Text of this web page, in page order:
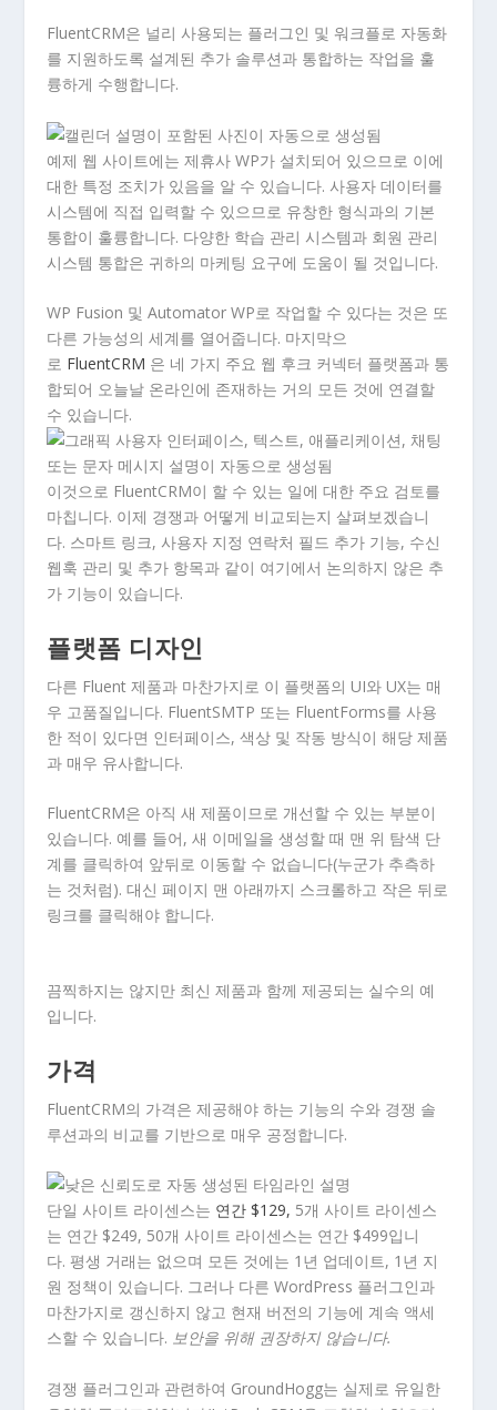
FluentCRM은 널리 사용되는 플러그인 및 워크플로 자동화
를 지원하도록 설계된 추가 솔루션과 통합하는 작업을 훌
륭하게 수행합니다.
예제 웹 사이트에는 제휴사 WP가 설치되어 있으므로 이에
대한 특정 조치가 있음을 알 수 있습니다. 사용자 데이터를
시스템에 직접 입력할 수 있으므로 유창한 형식과의 기본
통합이 훌륭합니다. 다양한 학습 관리 시스템과 회원 관리
시스템 통합은 귀하의 마케팅 요구에 도움이 될 것입니다.
WP Fusion 및 Automator WP로 작업할 수 있다는 것은 또
다른 가능성의 세계를 열어줍니다. 마지막으
로 FluentCRM 은 네 가지 주요 웹 후크 커넥터 플랫폼과 통
합되어 오늘날 온라인에 존재하는 거의 모든 것에 연결할
수 있습니다.
이것으로 FluentCRM이 할 수 있는 일에 대한 주요 검토를
마칩니다. 이제 경쟁과 어떻게 비교되는지 살펴보겠습니
다. 스마트 링크, 사용자 지정 연락처 필드 추가 기능, 수신
웹훅 관리 및 추가 항목과 같이 여기에서 논의하지 않은 추
가 기능이 있습니다.
플랫폼 디자인
다른 Fluent 제품과 마찬가지로 이 플랫폼의 UI와 UX는 매
우 고품질입니다. FluentSMTP 또는 FluentForms를 사용
한 적이 있다면 인터페이스, 색상 및 작동 방식이 해당 제품
과 매우 유사합니다.
FluentCRM은 아직 새 제품이므로 개선할 수 있는 부분이
있습니다. 예를 들어, 새 이메일을 생성할 때 맨 위 탐색 단
계를 클릭하여 앞뒤로 이동할 수 없습니다(누군가 추측하
는 것처럼). 대신 페이지 맨 아래까지 스크롤하고 작은 뒤로
링크를 클릭해야 합니다.
끔찍하지는 않지만 최신 제품과 함께 제공되는 실수의 예
입니다.
가격
FluentCRM의 가격은 제공해야 하는 기능의 수와 경쟁 솔
루션과의 비교를 기반으로 매우 공정합니다.
단일 사이트 라이센스는 연간 $129, 5개 사이트 라이센스
는 연간 $249, 50개 사이트 라이센스는 연간 $499입니
다. 평생 거래는 없으며 모든 것에는 1년 업데이트, 1년 지
원 정책이 있습니다. 그러나 다른 WordPress 플러그인과
마찬가지로 갱신하지 않고 현재 버전의 기능에 계속 액세
스할 수 있습니다. 보안을 위해 권장하지 않습니다.
경쟁 플러그인과 관련하여 GroundHogg는 실제로 유일한